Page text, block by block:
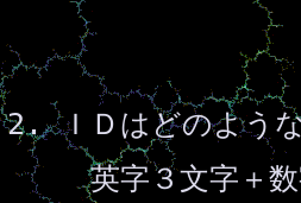
ＩＤはどのよう
英字３文字＋